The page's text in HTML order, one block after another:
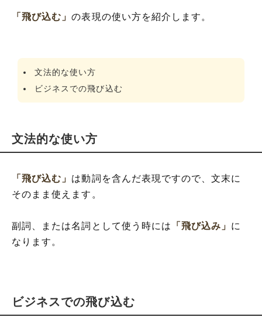
「飛び込む」の表現の使い方を紹介します。
文法的な使い方
ビジネスでの飛び込む
文法的な使い方
「飛び込む」 は動詞を含んだ表現ですので、文末に
そのまま使えます。
副詞、または名詞として使う時には 「飛び込み」 に
なります。
ビジネスでの飛び込む